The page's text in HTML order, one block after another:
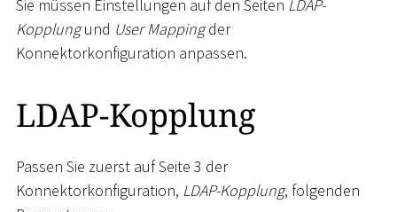
Sie müssen Einstellungen auf den Seiten LDAP-
Kopplungund User Mappingder
Konnektorkonfiguration anpassen.
LDAP-Kopplung
Passen Sie zuerst auf Seite 3 der
Konnektorkonfiguration, LDAP-Kopplung, folgenden